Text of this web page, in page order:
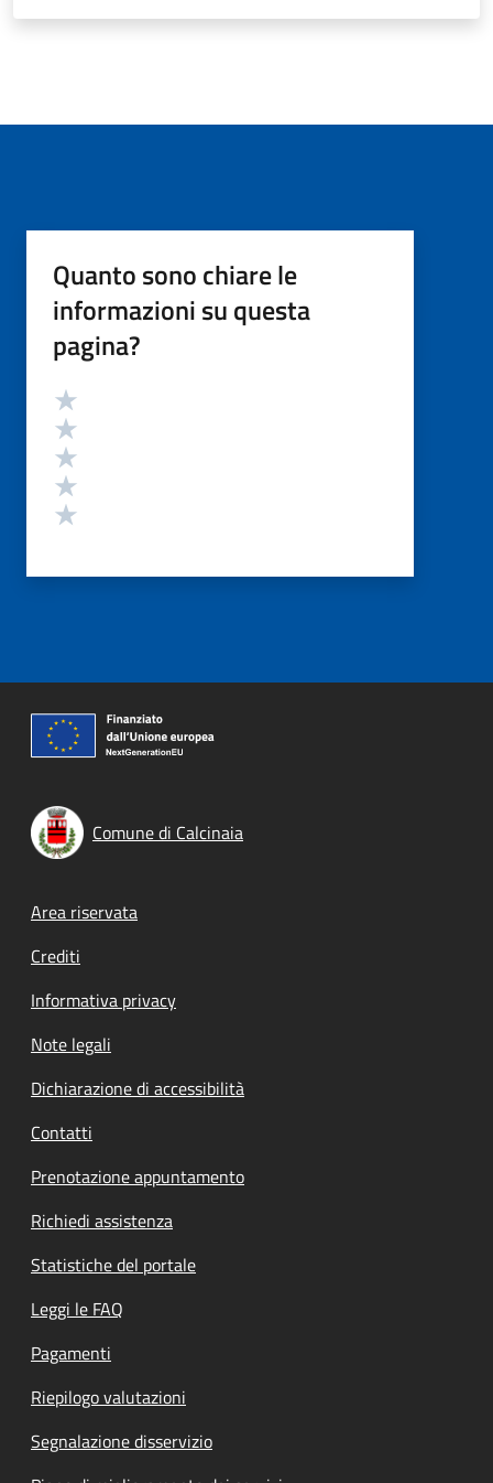
Quanto sono chiare le
informazioni su questa
pagina?
Valutazione
Comune di Calcinaia
Footer menu
Area riservata
Crediti
Informativa privacy
Note legali
Dichiarazione di accessibilità
Contatti
Prenotazione appuntamento
Richiedi assistenza
Statistiche del portale
Leggi le FAQ
Pagamenti
Riepilogo valutazioni
Segnalazione disservizio